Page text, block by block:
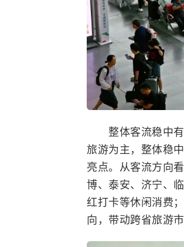
整体客流稳中有
旅游为主，整体稳
亮点。从客流方向
博、泰安、济宁、
红打卡等休闲消费
向，带动跨省旅游